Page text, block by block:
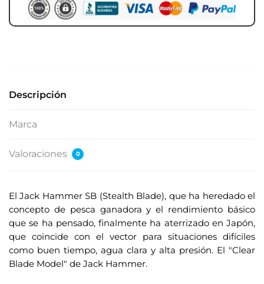
Descripción
Marca
Valoraciones 0
El Jack Hammer SB (Stealth Blade), que ha heredado el
concepto de pesca ganadora y el rendimiento básico
que se ha pensado, finalmente ha aterrizado en Japón,
que coincide con el vector para situaciones difíciles
como buen tiempo, agua clara y alta presión. El "Clear
Blade Model" de Jack Hammer.